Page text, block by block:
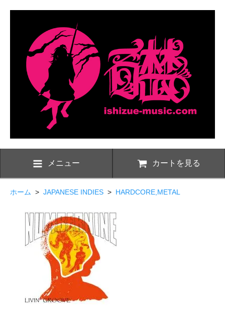
メニュー カートを見る
ホーム > JAPANESE INDIES > HARDCORE,METAL